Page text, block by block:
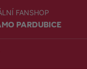
FANSHOP
PARDUBICE